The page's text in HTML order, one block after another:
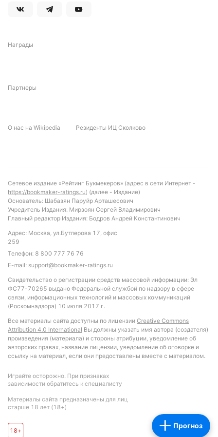
Прогноз
Награды
Партнеры
О нас на Wikipedia Резиденты ИЦ Сколково
Сетевое издание «Рейтинг Букмекеров» (адрес в сети Интернет -
https://bookmaker-ratings.ru) (далее - Издание)
Основатель: Шабазян Паруйр Арташесович
Учредитель Издания: Мирзоян Сергей Владимирович
Главный редактор Издания: Бодров Андрей Константинович
Адрес: Москва, ул.Бутлерова 17, офис
259
Телефон: 8 800 777 76 76
E-mail: support@bookmaker-ratings.ru
Свидетельство о регистрации средств массовой информации: Эл
ФС77-70265 выдано Федеральной службой по надзору в сфере
связи, информационных технологий и массовых коммуникаций
(Роскомнадзора) 10 июля 2017 г.
Все материалы сайта доступны по лицензии Creative Commons
Attribution 4.0 International Вы должны указать имя автора (создателя)
произведения (материала) и стороны атрибуции, уведомление об
авторских правах, название лицензии, уведомление об оговорке и
ссылку на материал, если они предоставлены вместе с материалом.
Играйте осторожно. При признаках
зависимости обратитесь к специалисту
Материалы сайта предназначены для лиц
старше 18 лет (18+)
18+